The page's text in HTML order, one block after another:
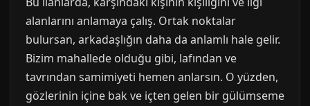
alanlarını anlamaya çalış. Ortak noktalar
bulursan, arkadaşlığın daha da anlamlı hale gelir.
Bizim mahallede olduğu gibi, lafından ve
tavrından samimiyeti hemen anlarsın. O yüzden,
gözlerinin içine bak ve içten gelen bir gülümseme